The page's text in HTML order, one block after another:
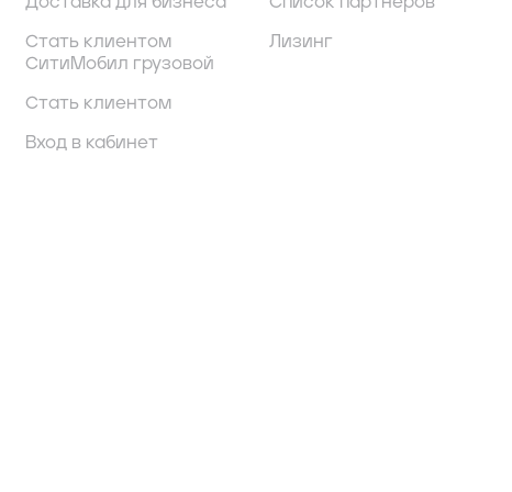
Стать клиентом
СитиМобил грузовой
Стать клиентом
Вход в кабинет
Лизинг